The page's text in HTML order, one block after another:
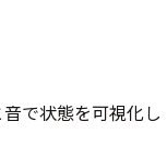
で状態を可視化し